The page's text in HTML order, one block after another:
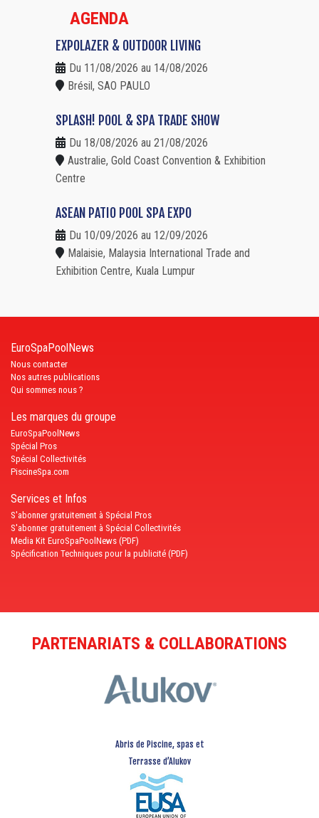
AGENDA
EXPOLAZER & OUTDOOR LIVING
Du 11/08/2026 au 14/08/2026
Brésil, SAO PAULO
SPLASH! POOL & SPA TRADE SHOW
Du 18/08/2026 au 21/08/2026
Australie, Gold Coast Convention & Exhibition
Centre
ASEAN PATIO POOL SPA EXPO
Du 10/09/2026 au 12/09/2026
Malaisie, Malaysia International Trade and
Exhibition Centre, Kuala Lumpur
EuroSpaPoolNews
Nous contacter
Nos autres publications
Qui sommes nous ?
Les marques du groupe
EuroSpaPoolNews
Spécial Pros
Spécial Collectivités
PiscineSpa.com
Services et Infos
S'abonner gratuitement à Spécial Pros
S'abonner gratuitement à Spécial Collectivités
Media Kit EuroSpaPoolNews (PDF)
Spécification Techniques pour la publicité (PDF)
PARTENARIATS & COLLABORATIONS
Abris de Piscine, spas et
Terrasse d’Alukov